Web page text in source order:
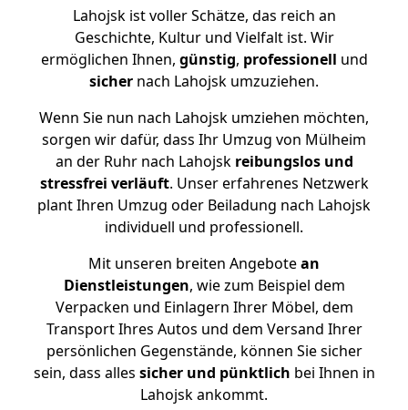
Lahojsk ist voller Schätze, das reich an
Geschichte, Kultur und Vielfalt ist. Wir
ermöglichen Ihnen, günstig, professionell und
sicher nach Lahojsk umzuziehen.
Wenn Sie nun nach Lahojsk umziehen möchten,
sorgen wir dafür, dass Ihr Umzug von Mülheim
an der Ruhr nach Lahojsk reibungslos und
stressfrei verläuft. Unser erfahrenes Netzwerk
plant Ihren Umzug oder Beiladung nach Lahojsk
individuell und professionell.
Mit unseren breiten Angebotean
Dienstleistungen, wie zum Beispiel dem
Verpacken und Einlagern Ihrer Möbel, dem
Transport Ihres Autos und dem Versand Ihrer
persönlichen Gegenstände, können Sie sicher
sein, dass alles sicher und pünktlich bei Ihnen in
Lahojsk ankommt.